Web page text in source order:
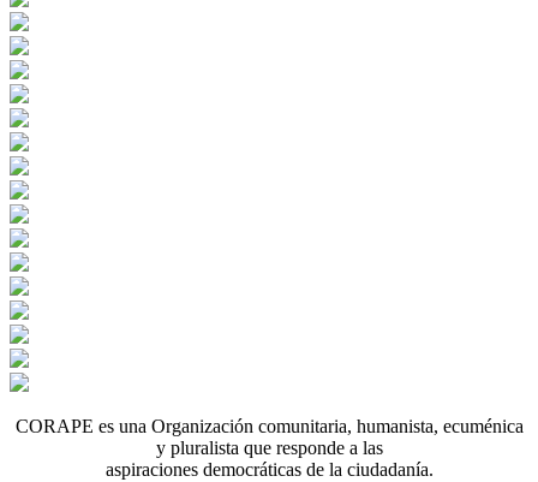
CORAPE es una Organización comunitaria, humanista, ecuménica
y pluralista que responde a las
aspiraciones democráticas de la ciudadanía.